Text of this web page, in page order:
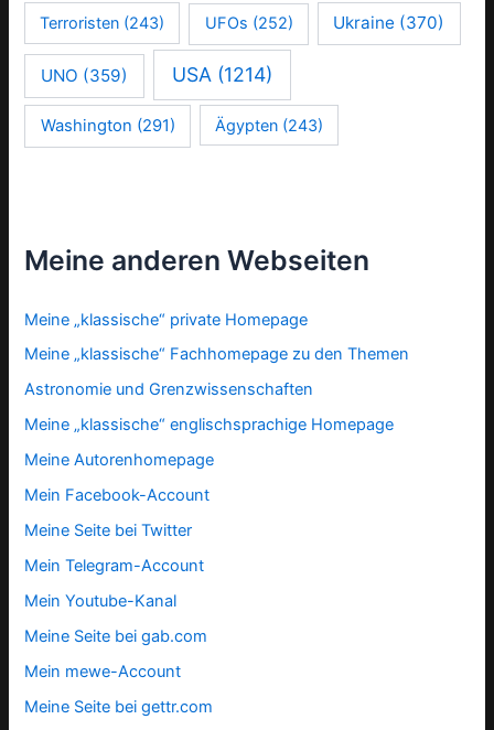
Terroristen (243) UFOs (252) Ukraine (370)
UNO (359) USA (1214)
Washington (291) Ägypten (243)
Meine anderen Webseiten
Meine „klassische“ private Homepage
Meine „klassische“ Fachhomepage zu den Themen
Astronomie und Grenzwissenschaften
Meine „klassische“ englischsprachige Homepage
Meine Autorenhomepage
Mein Facebook-Account
Meine Seite bei Twitter
Mein Telegram-Account
Mein Youtube-Kanal
Meine Seite bei gab.com
Mein mewe-Account
Meine Seite bei gettr.com